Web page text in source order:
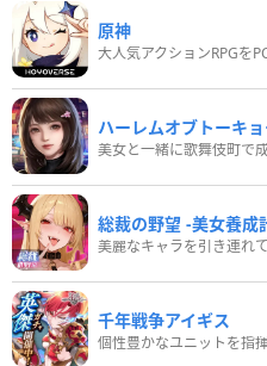
原神
大人気アクションRPGを
ハーレムオブトーキ
美女と一緒に歌舞伎町で
総裁の野望 -美女養成
美麗なキャラを引き連れ
千年戦争アイギス
個性豊かなユニットを指